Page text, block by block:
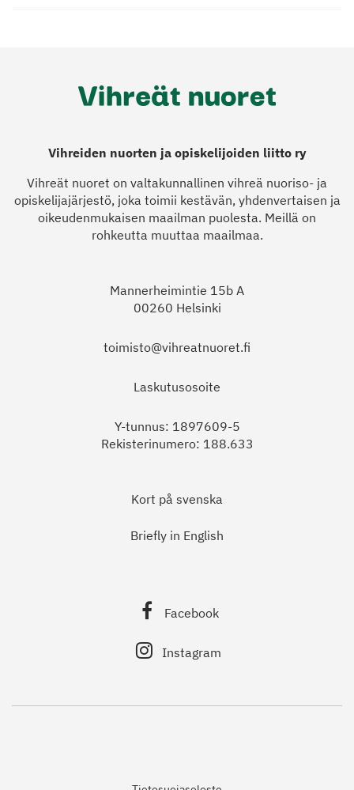
Vihreiden nuorten ja opiskelijoiden liitto ry
Vihreät nuoret on valtakunnallinen vihreä nuoriso- ja
opiskelijajärjestö, joka toimii kestävän, yhdenvertaisen ja
oikeudenmukaisen maailman puolesta. Meillä on
rohkeutta muuttaa maailmaa.
Mannerheimintie 15b A
00260 Helsinki
toimisto@vihreatnuoret.fi
Laskutusosoite
Y-tunnus: 1897609-5
Rekisterinumero: 188.633
Kort på svenska
Briefly in English
Facebook
Instagram